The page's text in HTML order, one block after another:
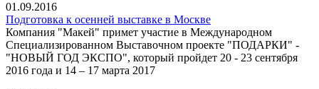
01.09.2016
Подготовка к осенней выставке в Москве
Компания "Макей" примет участие в Международном
Специализированном Выставочном проекте "ПОДАРКИ" -
"НОВЫЙ ГОД ЭКСПО", который пройдет 20 - 23 сентября
2016 года и 14 – 17 марта 2017